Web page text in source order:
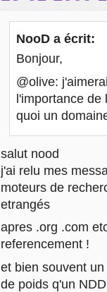
NooD a écrit:
Bonjour,
@olive:
l'importance de
quoi un
salut nood
j'ai relu mes
moteurs de
etrangés
apres .org .com
referencement !
et bien souvent
de poids q'un